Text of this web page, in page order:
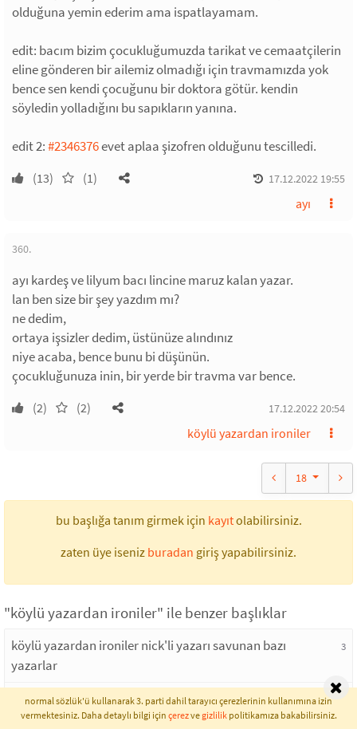
olduğuna yemin ederim ama ispatlayamam.
edit: bacım bizim çocukluğumuzda tarikat ve cemaatçilerin
eline gönderen bir ailemiz olmadığı için travmamızda yok
bence sen kendi çocuğunu bir doktora götür. kendin
söyledin yolladığını bu sapıkların yanına.
edit 2:#2346376evet aplaa şizofren olduğunu tescilledi.
(13) (1) 17.12.2022 19:55
ayı
360.
ayı kardeş ve lilyum bacı lincine maruz kalan yazar.
lan ben size bir şey yazdım mı?
ne dedim,
ortaya işsizler dedim, üstünüze alındınız
niye acaba, bence bunu bi düşünün.
çocukluğunuza inin, bir yerde bir travma var bence.
(2) (2) 17.12.2022 20:54
köylü yazardan ironiler
18
bu başlığa tanım girmek için kayıtolabilirsiniz.
zaten üye iseniz buradan giriş yapabilirsiniz.
"köylü yazardan ironiler" ile benzer başlıklar
köylü yazardan ironiler nick'li yazarı savunan bazı
yazarlar
3
neşeli köylü teyzeden ironiler 4
normal sözlük'ü kullanarak 3. parti dahil tarayıcı çerezlerinin kullanımına izin
vermektesiniz. Daha detaylı bilgi için çerezvegizlilikpolitikamıza bakabilirsiniz.